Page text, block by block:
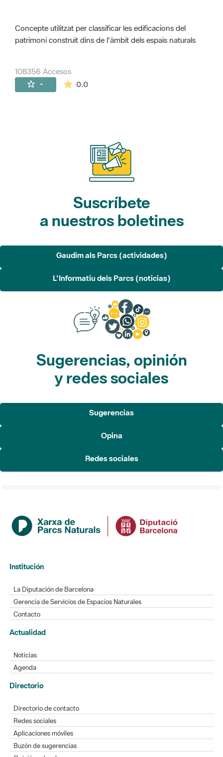
Concepte utilitzat per classificar les edificacions del
patrimoni construït dins de l'àmbit dels espais naturals
108356 Accesos
- 0.0La valoración media es de 0 estrellas de
Suscríbete
a nuestros boletines
Gaudim als Parcs (actividades)
L'Informatiu dels Parcs (noticias)
Sugerencias, opinión
y redes sociales
Sugerencias
Opina
Redes sociales
Institución
La Diputación de Barcelona
Gerencia de Servicios de Espacios Naturales
Contacto
Actualidad
Noticias
Agenda
Directorio
Directorio de contacto
Redes sociales
Aplicaciones móviles
Buzón de sugerencias